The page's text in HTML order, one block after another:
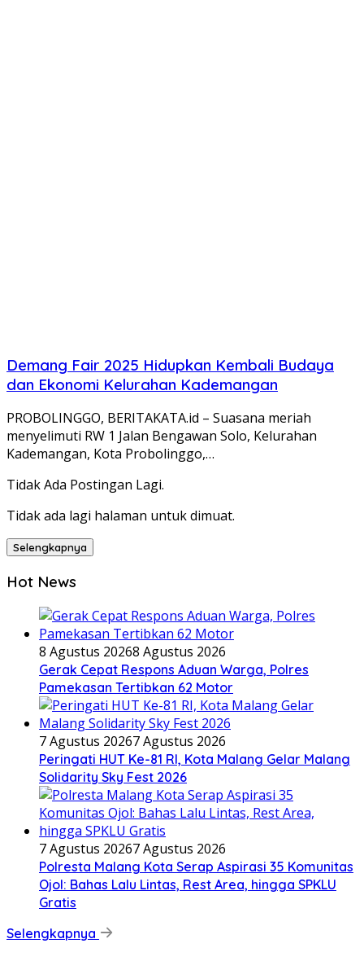
Demang Fair 2025 Hidupkan Kembali Budaya
dan Ekonomi Kelurahan Kademangan
PROBOLINGGO, BERITAKATA.id – Suasana meriah
menyelimuti RW 1 Jalan Bengawan Solo, Kelurahan
Kademangan, Kota Probolinggo,…
Tidak Ada Postingan Lagi.
Tidak ada lagi halaman untuk dimuat.
Selengkapnya
Hot News
8 Agustus 20268 Agustus 2026
Gerak Cepat Respons Aduan Warga, Polres
Pamekasan Tertibkan 62 Motor
7 Agustus 20267 Agustus 2026
Peringati HUT Ke-81 RI, Kota Malang Gelar Malang
Solidarity Sky Fest 2026
7 Agustus 20267 Agustus 2026
Polresta Malang Kota Serap Aspirasi 35 Komunitas
Ojol: Bahas Lalu Lintas, Rest Area, hingga SPKLU
Gratis
Selengkapnya